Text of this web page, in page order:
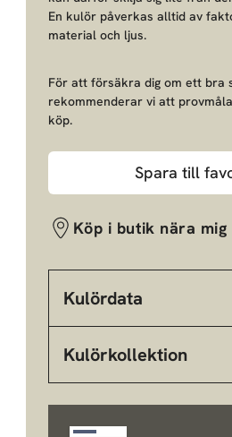
En kulör påverkas alltid av
material och ljus.
För att försäkra dig om ett bra
rekommenderar vi att
köp.
Spara till
Köp i butik nära mig
Kulördata
Kulörkollektion